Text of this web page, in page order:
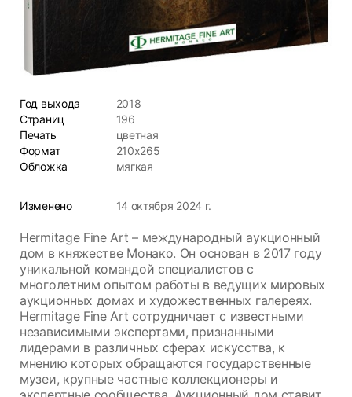
Год выхода
2018
Страниц
196
Печать
цветная
Формат
210x265
Обложка
мягкая
Изменено 14 октября 2024 г.
Hermitage Fine Art – международный аукционный
дом в княжестве Монако. Он основан в 2017 году
уникальной командой специалистов с
многолетним опытом работы в ведущих мировых
аукционных домах и художественных галереях.
Hermitage Fine Art сотрудничает с известными
независимыми экспертами, признанными
лидерами в различных сферах искусства, к
мнению которых обращаются государственные
музеи, крупные частные коллекционеры и